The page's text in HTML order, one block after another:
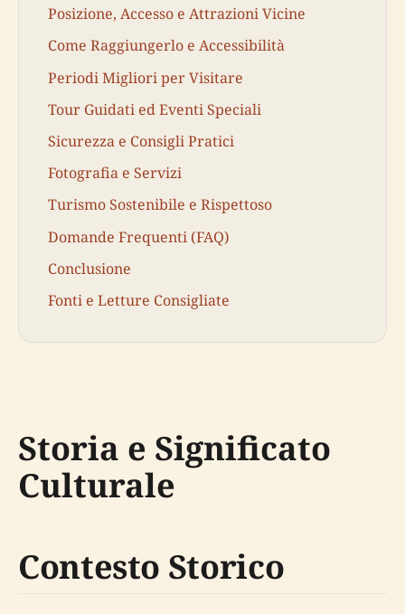
Posizione, Accesso e Attrazioni Vicine
Come Raggiungerlo e Accessibilità
Periodi Migliori per Visitare
Tour Guidati ed Eventi Speciali
Sicurezza e Consigli Pratici
Fotografia e Servizi
Turismo Sostenibile e Rispettoso
Domande Frequenti (FAQ)
Conclusione
Fonti e Letture Consigliate
Storia e Significato
Culturale
Contesto Storico